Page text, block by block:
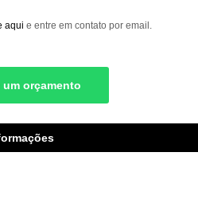
aqui e entre em contato por email.
orçamento